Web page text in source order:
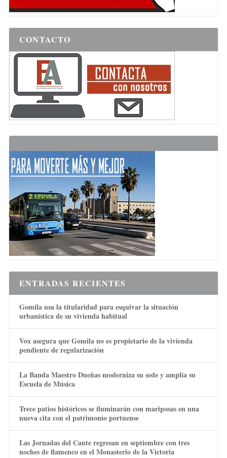
CONTACTO
ENTRADAS RECIENTES
Gomila usa la titularidad para esquivar la situación
urbanística de su vivienda habitual
Vox asegura que Gomila no es propietario de la vivienda
pendiente de regularización
La Banda Maestro Dueñas moderniza su sede y amplía su
Escuela de Música
Trece patios históricos se iluminarán con mariposas en una
nueva cita con el patrimonio portuense
Las Jornadas del Cante regresan en septiembre con tres
noches de flamenco en el Monasterio de la Victoria